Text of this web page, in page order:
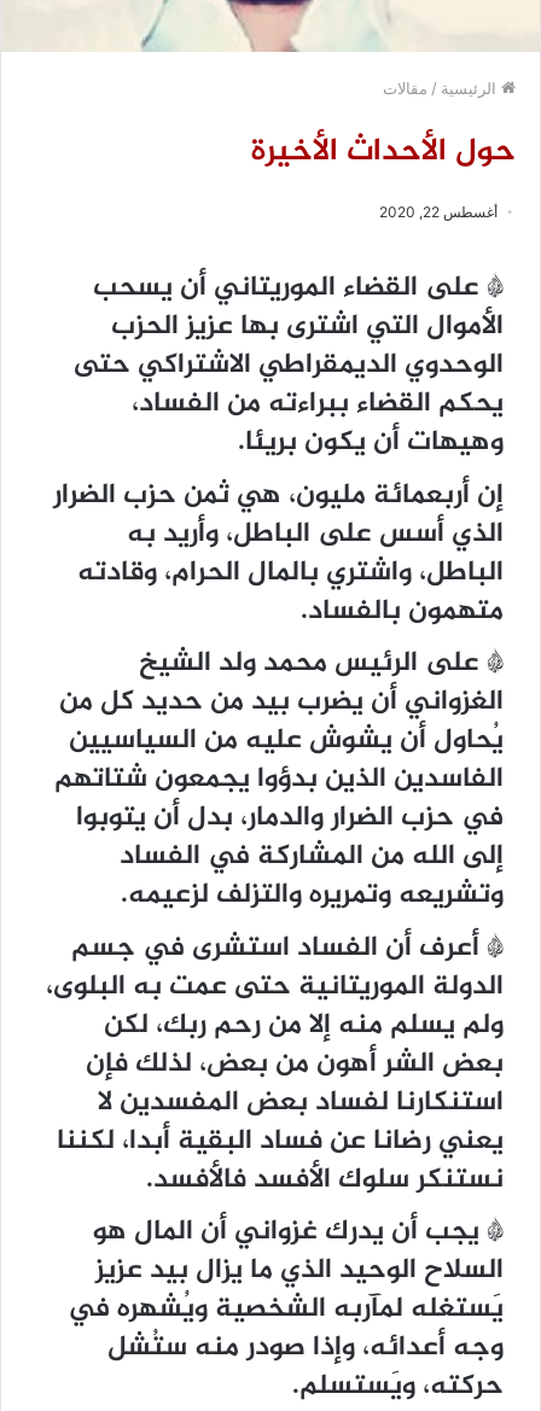
الرئيسية / مقالات
حول الأحداث الأخيرة
أغسطس 22, 2020
* على القضاء الموريتاني أن يسحب
الأموال التي اشترى بها عزيز الحزب
الوحدوي الديمقراطي الاشتراكي حتى
يحكم القضاء ببراءته من الفساد،
وهيهات أن يكون بريئا.
إن أربعمائة مليون، هي ثمن حزب الضرار
الذي أسس على الباطل، وأريد به
الباطل، واشتري بالمال الحرام، وقادته
متهمون بالفساد.
* على الرئيس محمد ولد الشيخ
الغزواني أن يضرب بيد من حديد كل من
يُحاول أن يشوش عليه من السياسيين
الفاسدين الذين بدؤوا يجمعون شتاتهم
في حزب الضرار والدمار، بدل أن يتوبوا
إلى الله من المشاركة في الفساد
وتشريعه وتمريره والتزلف لزعيمه.
* أعرف أن الفساد استشرى في جسم
الدولة الموريتانية حتى عمت به البلوى،
ولم يسلم منه إلا من رحم ربك، لكن
بعض الشر أهون من بعض، لذلك فإن
استنكارنا لفساد بعض المفسدين لا
يعني رضانا عن فساد البقية أبدا، لكننا
نستنكر سلوك الأفسد فالأفسد.
* يجب أن يدرك غزواني أن المال هو
السلاح الوحيد الذي ما يزال بيد عزيز
يَستغله لمآربه الشخصية ويُشهره في
وجه أعدائه، وإذا صودر منه ستُشل
حركته، ويَستسلم.